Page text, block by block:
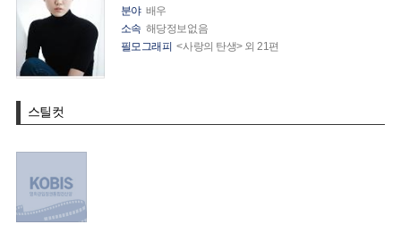
분야 배우
소속 해당정보없음
필모그래피 <사랑의 탄생> 외 21편
스틸컷